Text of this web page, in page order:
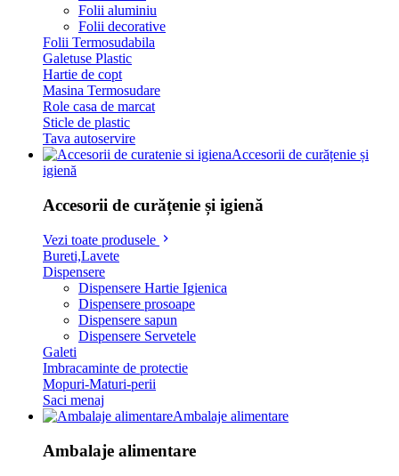
Folii aluminiu
Folii decorative
Folii Termosudabila
Galetuse Plastic
Hartie de copt
Masina Termosudare
Role casa de marcat
Sticle de plastic
Tava autoservire
Accesorii de curățenie și
igienă
Accesorii de curățenie și igienă
Vezi toate produsele
Bureti,Lavete
Dispensere
Dispensere Hartie Igienica
Dispensere prosoape
Dispensere sapun
Dispensere Servetele
Galeti
Imbracaminte de protectie
Mopuri-Maturi-perii
Saci menaj
Ambalaje alimentare
Ambalaje alimentare